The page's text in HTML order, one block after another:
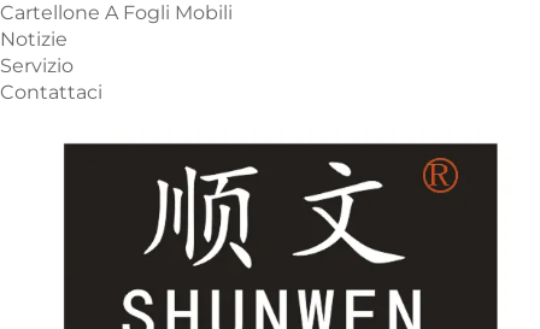
Cartellone A Fogli Mobili
Notizie
Servizio
Contattaci